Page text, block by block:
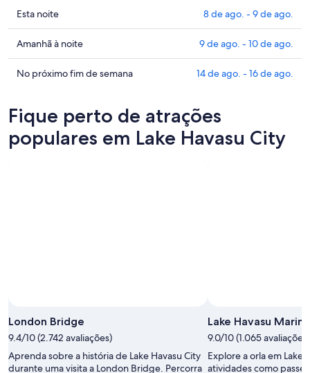
Confira
os
preços
em
Lake
para
esta
noite,
Esta noite 8 de ago. - 9 de ago.
Confira
os
preços
Havasu
City
para
Amanhã à noite 9 de ago. - 10 de ago.
Confira
em
Lake
Havasu
16
de
No próximo fim de semana 14 de ago. - 16 de ago.
Fique perto de atrações
populares em Lake Havasu City
London Bridge
9.4/10 (2.742 avaliações)
Aprenda sobre a história de Lake Havasu City
durante uma visita a London Bridge. Percorra
Lake Havasu Marina
9.0/10 (1.065 avaliações)
Explore a orla em Lake
atividades como